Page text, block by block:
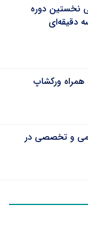
نخستین دوره
دقیقه‌ای
همراه ورکشاپ
و تخصصی در